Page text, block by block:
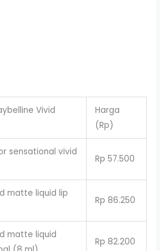
Vivid
Harga
(Rp)
sensational vivid
Rp 57.500
matte liquid lip
Rp 86.250
matte liquid
Rp 82.200